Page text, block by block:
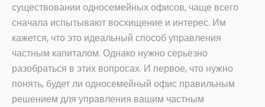
существовании односемейных офисов, чаще всего
сначала испытывают восхищение и интерес. Им
кажется, что это идеальный способ управления
частным капиталом. Однако нужно серьезно
разобраться в этих вопросах. И первое, что нужно
понять, будет ли односемейный офис правильным
решением для управления вашим частным